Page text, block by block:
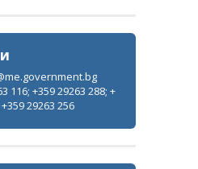
116; +359 29263 288; +
29263 256